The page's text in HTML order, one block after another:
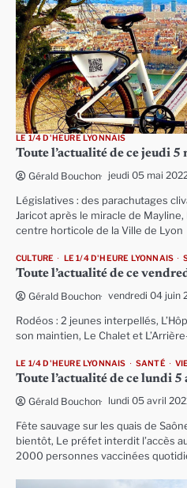
LE 1/4 D'HEURE LYONNAIS
Toute l’actualité de ce jeudi 5
Gérald Bouchon jeudi 05 mai
Législatives : des parachutages
Jaricot après le miracle de
centre horticole de la Ville de Lyon
CULTURE LE 1/4 D'HEURE LYONNAIS
Toute l’actualité de ce
Gérald Bouchon vendredi 04 juin
Rodéos : 2 jeunes interpellés,
son maintien, Le Chalet et
LE 1/4 D'HEURE LYONNAIS SANTÉ
Toute l’actualité de ce lundi
Gérald Bouchon lundi 05 avril
Fête sauvage sur les quais de
bientôt, Le préfet interdit l’accès
2000 personnes vaccinées